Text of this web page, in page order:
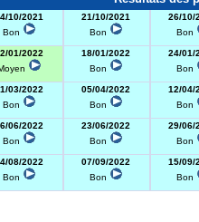
10/2021
Bon
21/10/2021
Bon
26/10/
Bon
01/2022
18/01/2022
Bon
24/01/
Bon
03/2022
Bon
05/04/2022
Bon
12/04/
Bon
06/2022
Bon
23/06/2022
Bon
29/06/
Bon
08/2022
Bon
07/09/2022
Bon
15/09/
Bon